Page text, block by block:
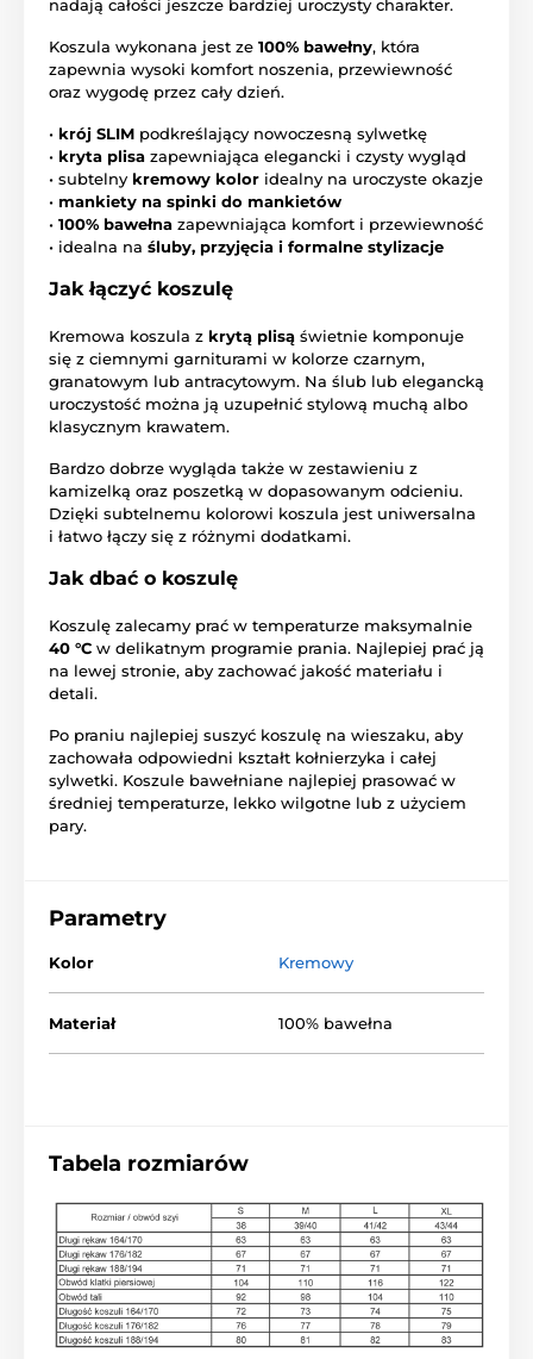
nadają całości jeszcze bardziej uroczysty charakter.
Koszula wykonana jest ze 100% bawełny, która
zapewnia wysoki komfort noszenia, przewiewność
oraz wygodę przez cały dzień.
• krój SLIM podkreślający nowoczesną sylwetkę
• kryta plisa zapewniająca elegancki i czysty wygląd
• subtelny kremowy kolor idealny na uroczyste okazje
• mankiety na spinki do mankietów
• 100% bawełna zapewniająca komfort i przewiewność
• idealna na śluby, przyjęcia i formalne stylizacje
Jak łączyć koszulę
Kremowa koszula z krytą plisą świetnie komponuje
się z ciemnymi garniturami w kolorze czarnym,
granatowym lub antracytowym. Na ślub lub elegancką
uroczystość można ją uzupełnić stylową muchą albo
klasycznym krawatem.
Bardzo dobrze wygląda także w zestawieniu z
kamizelką oraz poszetką w dopasowanym odcieniu.
Dzięki subtelnemu kolorowi koszula jest uniwersalna
i łatwo łączy się z różnymi dodatkami.
Jak dbać o koszulę
Koszulę zalecamy prać w temperaturze maksymalnie
40 °C w delikatnym programie prania. Najlepiej prać ją
na lewej stronie, aby zachować jakość materiału i
detali.
Po praniu najlepiej suszyć koszulę na wieszaku, aby
zachowała odpowiedni kształt kołnierzyka i całej
sylwetki. Koszule bawełniane najlepiej prasować w
średniej temperaturze, lekko wilgotne lub z użyciem
pary.
Parametry
Kolor Kremowy
Materiał 100% bawełna
Tabela rozmiarów